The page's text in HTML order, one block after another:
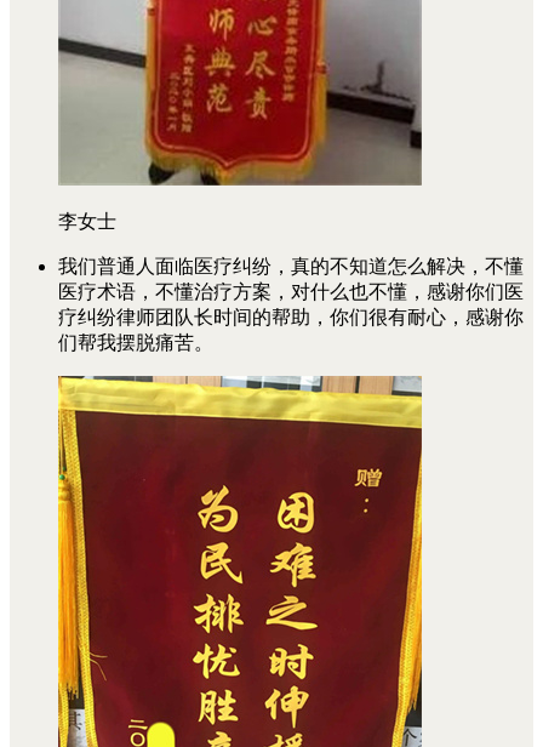
李女士
我们普通人面临医疗纠纷，真的不知道怎么解决，不懂
医疗术语，不懂治疗方案，对什么也不懂，感谢你们医
疗纠纷律师团队长时间的帮助，你们很有耐心，感谢你
们帮我摆脱痛苦。